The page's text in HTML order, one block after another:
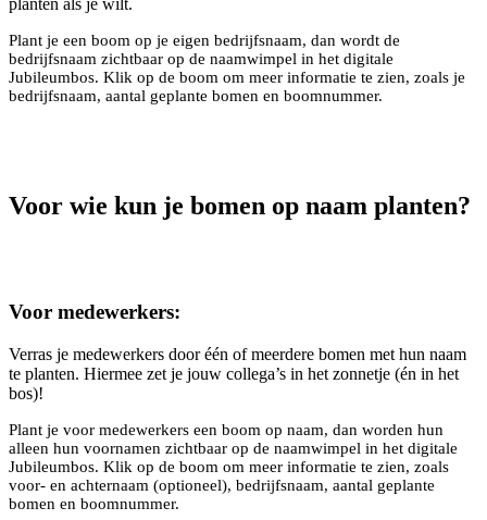
Plant je een boom op je eigen bedrijfsnaam, dan wordt de
bedrijfsnaam zichtbaar op de naamwimpel in het digitale
Jubileumbos. Klik op de boom om meer informatie te zien, zoals je
bedrijfsnaam, aantal geplante bomen en boomnummer.
Voor wie kun je bomen op naam planten?
Voor medewerkers:
Verras je medewerkers door één of meerdere bomen met hun naam
te planten. Hiermee zet je jouw collega’s in het zonnetje (én in het
bos)!
Plant je voor medewerkers een boom op naam, dan worden hun
alleen hun voornamen zichtbaar op de naamwimpel in het digitale
Jubileumbos. Klik op de boom om meer informatie te zien, zoals
voor- en achternaam (optioneel), bedrijfsnaam, aantal geplante
bomen en boomnummer.